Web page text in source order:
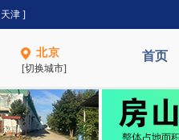
天津 ]
北京
[切换城市]
首页